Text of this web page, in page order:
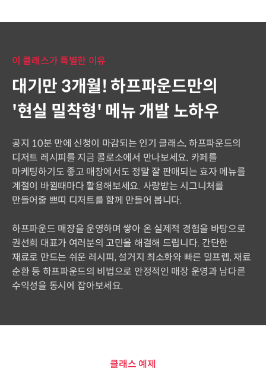
이 클래스가 특별한 이유
대기만 3개월! 하프파운드만의
'현실 밀착형' 메뉴 개발 노하우
공지 10분 만에 신청이 마감되는 인기 클래스, 하프파운드의
디저트 레시피를 지금 콜로소에서 만나보세요. 카페를
마케팅하기도 좋고 매장에서도 정말 잘 판매되는 효자 메뉴를
계절이 바뀔때마다 활용해보세요. 사랑받는 시그니처를
만들어줄 쁘띠 디저트를 함께 만들어 봅니다.
하프파운드 매장을 운영하며 쌓아 온 실제적 경험을 바탕으로
권선희 대표가 여러분의 고민을 해결해 드립니다. 간단한
재료로 만드는 쉬운 레시피, 설거지 최소화와 빠른 밀프렙, 재료
순환 등 하프파운드의 비법으로 안정적인 매장 운영과 남다른
수익성을 동시에 잡아보세요.
클래스 예제